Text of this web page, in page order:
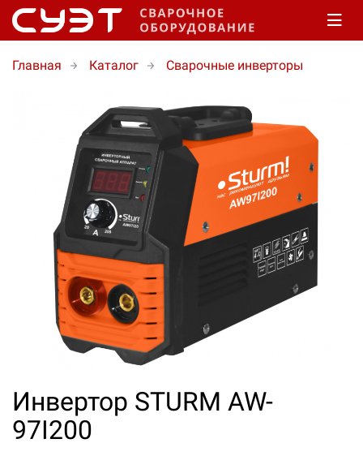
Главная Каталог Сварочные инверторы
Инвертор STURM AW-
97I200